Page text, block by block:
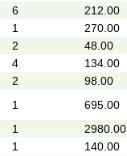
6
212.00
1
270.00
2
48.00
4
134.00
2
98.00
1
695.00
1
2980.00
1
140.00